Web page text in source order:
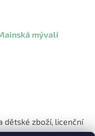
mývalí
dětské zboží, licenční